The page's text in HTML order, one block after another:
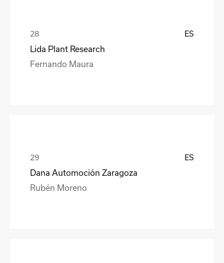
ES
Lida Plant Research
Fernando Maura
ES
Dana Automoción Zaragoza
Rubén Moreno